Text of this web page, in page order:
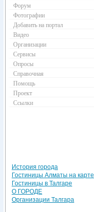
Форум
Фотографии
Добавить на портал
Видео
Организации
Сервисы
Опросы
Справочная
Помощь
Проект
Ссылки
История города
Гостиницы Алматы на карте
Гостиницы в Талгаре
О ГОРОДЕ
Организации Талгара